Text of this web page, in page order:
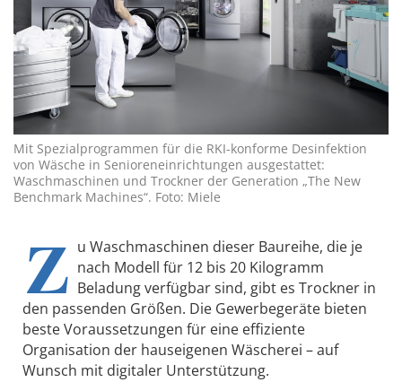
Mit Spezialprogrammen für die RKI-konforme Desinfektion
von Wäsche in Senioreneinrichtungen ausgestattet:
Waschmaschinen und Trockner der Generation „The New
Benchmark Machines“. Foto: Miele
Z u Waschmaschinen dieser Baureihe, die je
nach Modell für 12 bis 20 Kilogramm
Beladung verfügbar sind, gibt es Trockner in
den passenden Größen. Die Gewerbegeräte bieten
beste Voraussetzungen für eine effiziente
Organisation der hauseigenen Wäscherei – auf
Wunsch mit digitaler Unterstützung.